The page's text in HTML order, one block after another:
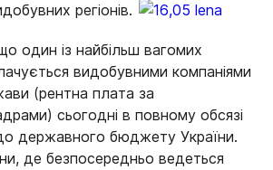
регіонів.
один із найбільш вагомих
видобувними компаніями
(рентна плата за
сьогодні в повному обсязі
державного бюджету України.
де безпосередньо ведеться